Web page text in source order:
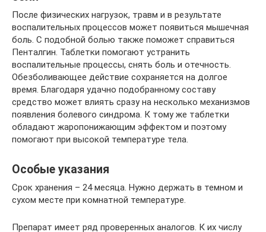
После физических нагрузок, травм и в результате
воспалительных процессов может появиться мышечная
боль. С подобной болью также поможет справиться
Пенталгин. Таблетки помогают устранить
воспалительные процессы, снять боль и отечность.
Обезболивающее действие сохраняется на долгое
время. Благодаря удачно подобранному составу
средство может влиять сразу на несколько механизмов
появления болевого синдрома. К тому же таблетки
обладают жаропонижающим эффектом и поэтому
помогают при высокой температуре тела.
Особые указания
Срок хранения – 24 месяца. Нужно держать в темном и
сухом месте при комнатной температуре.
Препарат имеет ряд проверенных аналогов. К их числу